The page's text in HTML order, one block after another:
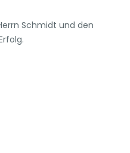
Schmidt und den